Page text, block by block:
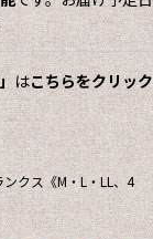
はこちらをクリック
クス《M・L・LL、4